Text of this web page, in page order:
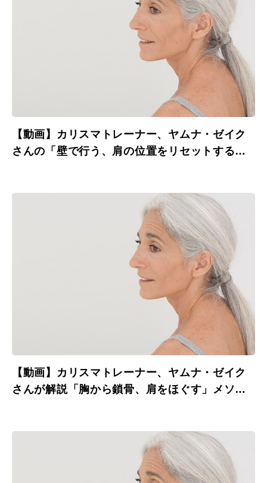
【動画】カリスマトレーナー、ヤムナ・ゼイク
さんの「壁で行う、肩の位置をリセットするワ
【動画】カリスマトレーナー、ヤムナ・ゼイク
さんが解説「胸から鎖骨、肩をほぐす」メソッ